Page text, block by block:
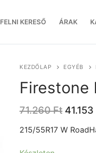
FELNI KERESŐ ÁRAK
KEZDŐLAP EGYÉB
Firestone
71.260Ft
was:
41.153
215/55R17 W